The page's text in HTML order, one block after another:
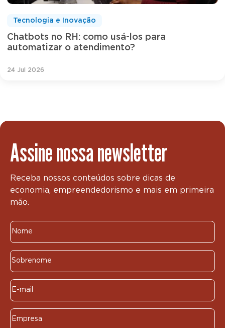
Chatbots no RH: como usá-los para
automatizar o atendimento?
Tecnologia e Inovação
24 Jul 2026
Assine nossa newsletter
Receba nossos conteúdos sobre dicas de
economia, empreendedorismo e mais em primeira
mão.